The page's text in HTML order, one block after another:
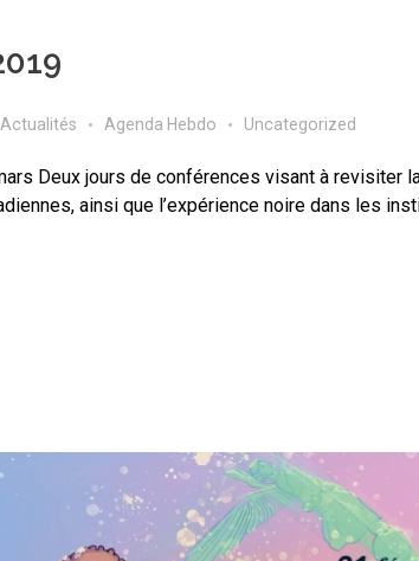
Actualités Agenda Hebdo Uncategorized
Deux jours de conférences visant à revisiter
ainsi que l’expérience noire dans les